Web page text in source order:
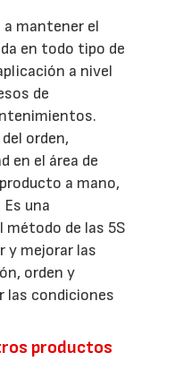
a mantener el
en todo tipo de
a nivel
de
orden,
en el área de
a mano,
una
método de las 5S
y mejorar las
orden y
las condiciones
productos